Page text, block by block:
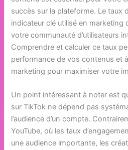
succès sur la plateforme. Le taux
indicateur clé utilisé en marketing
votre communauté d’utilisateurs
Comprendre et calculer ce taux
performance de vos contenus et
marketing pour maximiser votre
Un point intéressant à noter est
sur TikTok ne dépend pas
l’audience d’un compte.
YouTube, où les taux
une audience importante, les